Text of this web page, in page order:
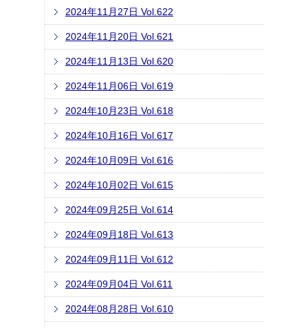
2024年11月27日 Vol.622
2024年11月20日 Vol.621
2024年11月13日 Vol.620
2024年11月06日 Vol.619
2024年10月23日 Vol.618
2024年10月16日 Vol.617
2024年10月09日 Vol.616
2024年10月02日 Vol.615
2024年09月25日 Vol.614
2024年09月18日 Vol.613
2024年09月11日 Vol.612
2024年09月04日 Vol.611
2024年08月28日 Vol.610